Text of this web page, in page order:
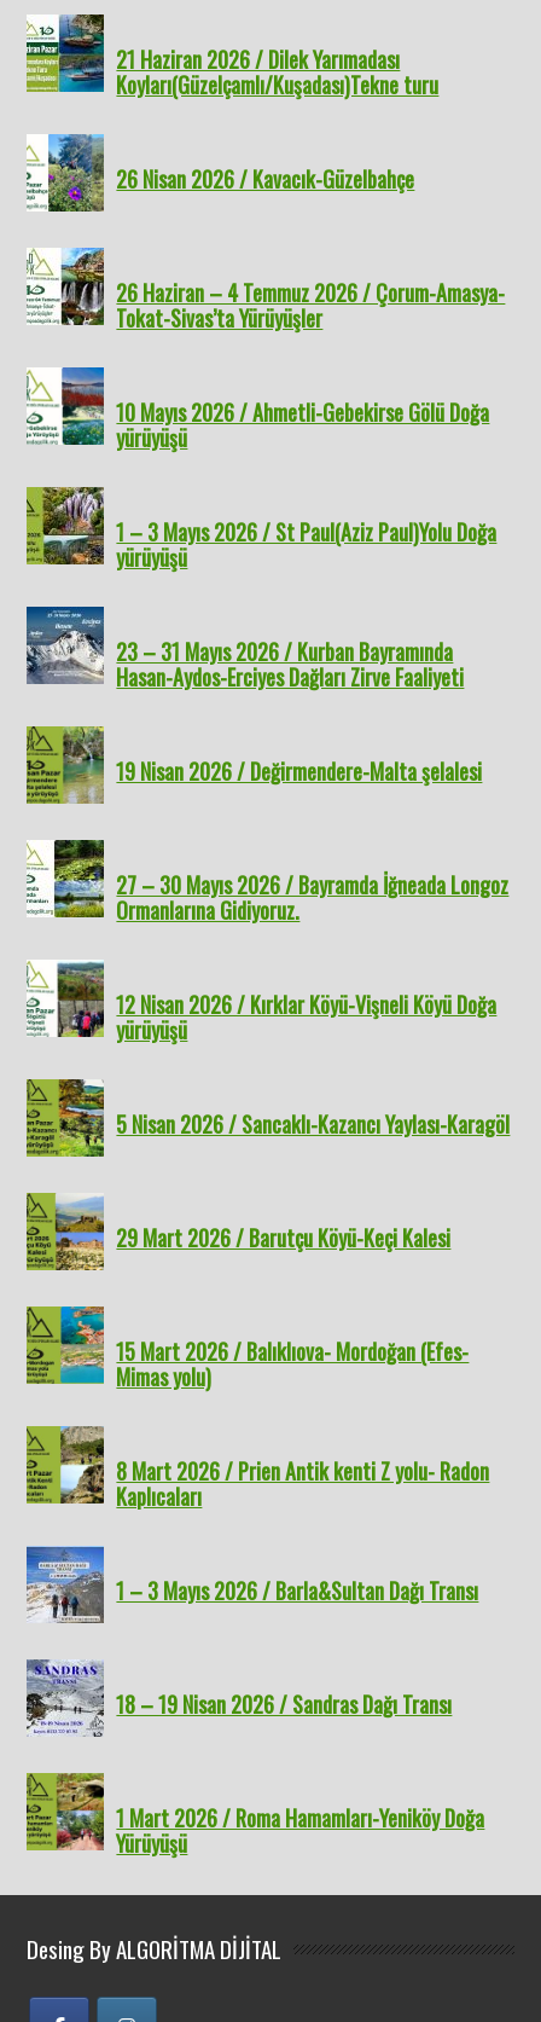
21 Haziran 2026 / Dilek Yarımadası
Koyları(Güzelçamlı/Kuşadası)Tekne turu
26 Nisan 2026 / Kavacık-Güzelbahçe
26 Haziran – 4 Temmuz 2026 / Çorum-Amasya-
Tokat-Sivas’ta Yürüyüşler
10 Mayıs 2026 / Ahmetli-Gebekirse Gölü Doğa
yürüyüşü
1 – 3 Mayıs 2026 / St Paul(Aziz Paul)Yolu Doğa
yürüyüşü
23 – 31 Mayıs 2026 / Kurban Bayramında
Hasan-Aydos-Erciyes Dağları Zirve Faaliyeti
19 Nisan 2026 / Değirmendere-Malta şelalesi
27 – 30 Mayıs 2026 / Bayramda İğneada Longoz
Ormanlarına Gidiyoruz.
12 Nisan 2026 / Kırklar Köyü-Vişneli Köyü Doğa
yürüyüşü
5 Nisan 2026 / Sancaklı-Kazancı Yaylası-Karagöl
29 Mart 2026 / Barutçu Köyü-Keçi Kalesi
15 Mart 2026 / Balıklıova- Mordoğan (Efes-
Mimas yolu)
8 Mart 2026 / Prien Antik kenti Z yolu- Radon
Kaplıcaları
1 – 3 Mayıs 2026 / Barla&Sultan Dağı Transı
18 – 19 Nisan 2026 / Sandras Dağı Transı
1 Mart 2026 / Roma Hamamları-Yeniköy Doğa
Yürüyüşü
Desing By ALGORİTMA DİJİTAL